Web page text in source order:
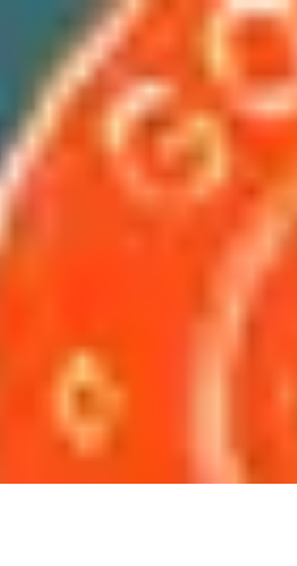
Guide d'achatÉducation et Apprentissage